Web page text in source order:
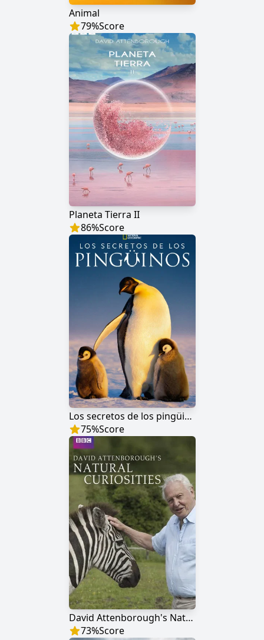
Animal
79%Score
Planeta Tierra II
86%Score
Los secretos de los pingüinos
75%Score
David Attenborough's Natural Curiosities
73%Score